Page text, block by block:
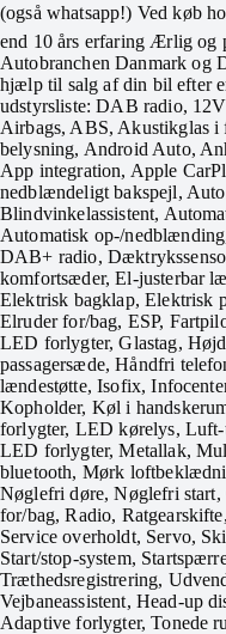
(også whatsapp!) Ved køb
end 10 års erfaring Ærlig og
Autobranchen Danmark og
hjælp til salg af din bil efter
udstyrsliste: DAB radio,
Airbags, ABS, Akustikglas i
belysning, Android Auto,
App integration, Apple
nedblændeligt bakspejl,
Blindvinkelassistent,
Automatisk op-/
DAB+ radio,
komfortsæder, El-justerbar
Elektrisk bagklap, Elektrisk
Elruder for/bag, ESP,
LED forlygter, Glastag,
passagersæde, Håndfri
lændestøtte, Isofix,
Kopholder, Køl i
forlygter, LED kørelys,
LED forlygter, Metallak,
bluetooth, Mørk
Nøglefri døre, Nøglefri start,
for/bag, Radio,
Service overholdt, Servo,
Start/stop-system,
Træthedsregistrering,
Vejbaneassistent, Head-up
Adaptive forlygter, Tonede